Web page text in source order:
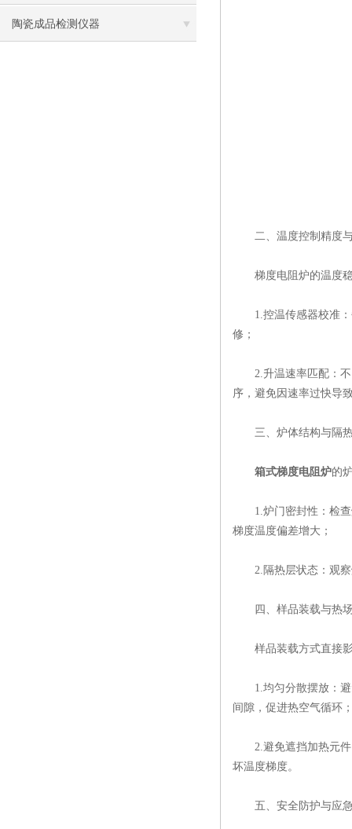
陶瓷成品检测仪器
二、温度控制精度与
梯度电阻炉的温度稳
​1.控温传感器校准：
修；
​2.升温速率匹配：不
序，避免因速率过快导
三、炉体结构与隔热
箱式梯度电阻炉的
​1.炉门密封性：检查
梯度温度偏差增大；
​2.隔热层状态：观察
四、样品装载与热场
样品装载方式直接影
​1.均匀分散摆放：避
间隙，促进热空气循环
​2.避免遮挡加热元件
坏温度梯度。
五、安全防护与应急